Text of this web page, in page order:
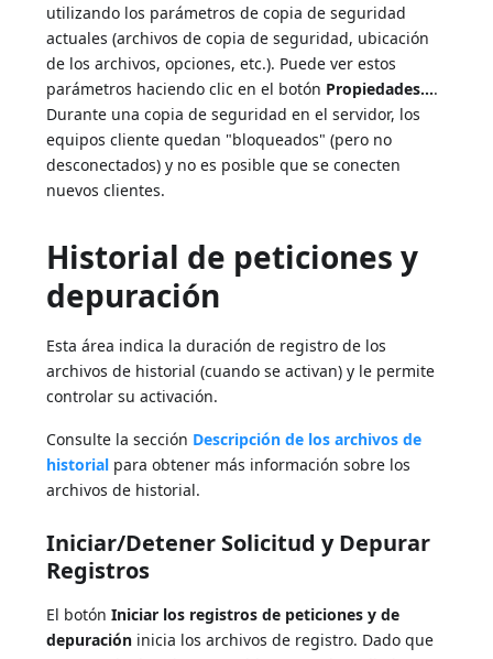
utilizando los parámetros de copia de seguridad
actuales (archivos de copia de seguridad, ubicación
de los archivos, opciones, etc.). Puede ver estos
parámetros haciendo clic en el botón Propiedades....
Durante una copia de seguridad en el servidor, los
equipos cliente quedan "bloqueados" (pero no
desconectados) y no es posible que se conecten
nuevos clientes.
Historial de peticiones y
depuración
Esta área indica la duración de registro de los
archivos de historial (cuando se activan) y le permite
controlar su activación.
Consulte la sección Descripción de los archivos de
historial para obtener más información sobre los
archivos de historial.
Iniciar/Detener Solicitud y Depurar
Registros
El botónIniciar los registros de peticiones y de
depuración inicia los archivos de registro. Dado que